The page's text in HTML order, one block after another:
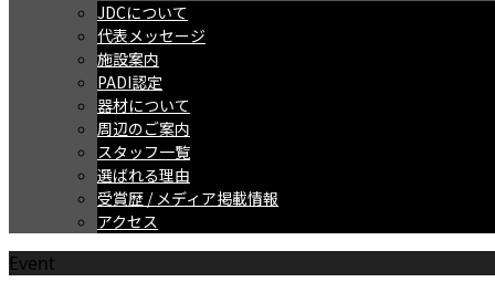
JDCについて
代表メッセージ
施設案内
PADI認定
器材について
周辺のご案内
スタッフ一覧
選ばれる理由
受賞歴 / メディア掲載情報
アクセス
Event